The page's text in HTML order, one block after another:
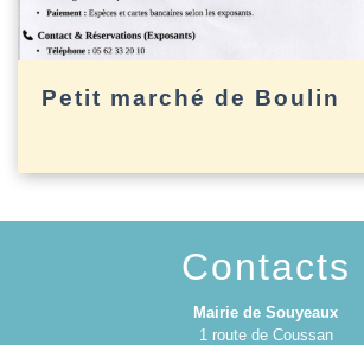
Petit marché de Boulin
Contacts
Mairie de Souyeaux
1 route de Coussan